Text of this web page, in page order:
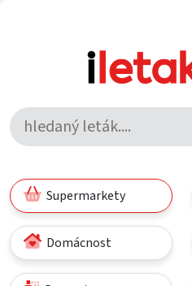
Supermarkety
Domácnost